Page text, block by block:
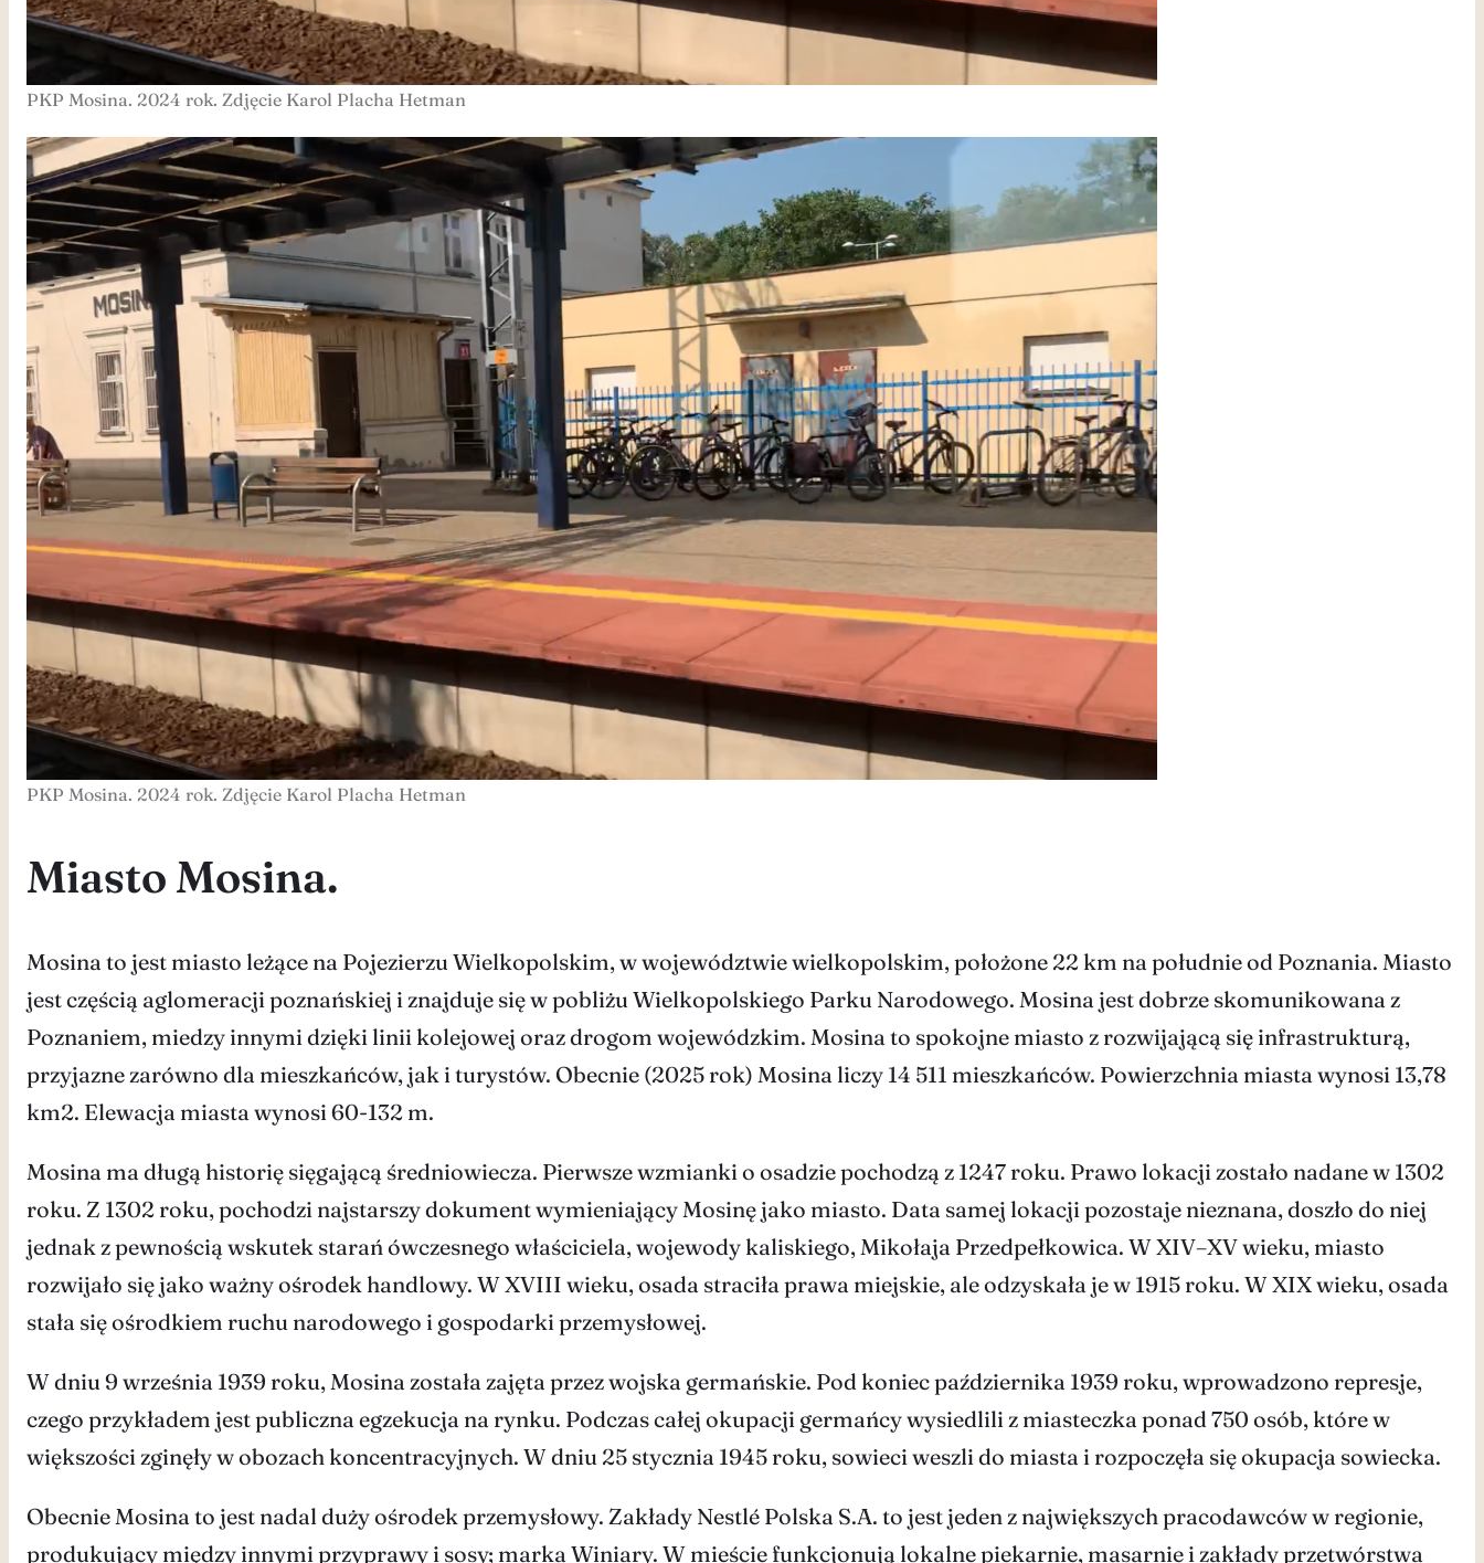
PKP Mosina. 2024 rok. Zdjęcie Karol Placha Hetman
PKP Mosina. 2024 rok. Zdjęcie Karol Placha Hetman
Miasto Mosina.
Mosina to jest miasto leżące na Pojezierzu Wielkopolskim, w województwie wielkopolskim, położone 22 km na południe od Poznania. Miasto
jest częścią aglomeracji poznańskiej i znajduje się w pobliżu Wielkopolskiego Parku Narodowego. Mosina jest dobrze skomunikowana z
Poznaniem, miedzy innymi dzięki linii kolejowej oraz drogom wojewódzkim. Mosina to spokojne miasto z rozwijającą się infrastrukturą,
przyjazne zarówno dla mieszkańców, jak i turystów. Obecnie (2025 rok) Mosina liczy 14 511 mieszkańców. Powierzchnia miasta wynosi 13,78
km2. Elewacja miasta wynosi 60-132 m.
Mosina ma długą historię sięgającą średniowiecza. Pierwsze wzmianki o osadzie pochodzą z 1247 roku. Prawo lokacji zostało nadane w 1302
roku. Z 1302 roku, pochodzi najstarszy dokument wymieniający Mosinę jako miasto. Data samej lokacji pozostaje nieznana, doszło do niej
jednak z pewnością wskutek starań ówczesnego właściciela, wojewody kaliskiego, Mikołaja Przedpełkowica. W XIV–XV wieku, miasto
rozwijało się jako ważny ośrodek handlowy. W XVIII wieku, osada straciła prawa miejskie, ale odzyskała je w 1915 roku. W XIX wieku, osada
stała się ośrodkiem ruchu narodowego i gospodarki przemysłowej.
W dniu 9 września 1939 roku, Mosina została zajęta przez wojska germańskie. Pod koniec października 1939 roku, wprowadzono represje,
czego przykładem jest publiczna egzekucja na rynku. Podczas całej okupacji germańcy wysiedlili z miasteczka ponad 750 osób, które w
większości zginęły w obozach koncentracyjnych. W dniu 25 stycznia 1945 roku, sowieci weszli do miasta i rozpoczęła się okupacja sowiecka.
Obecnie Mosina to jest nadal duży ośrodek przemysłowy. Zakłady Nestlé Polska S.A. to jest jeden z największych pracodawców w regionie,
produkujący między innymi przyprawy i sosy; marka Winiary. W mieście funkcjonują lokalne piekarnie, masarnie i zakłady przetwórstwa